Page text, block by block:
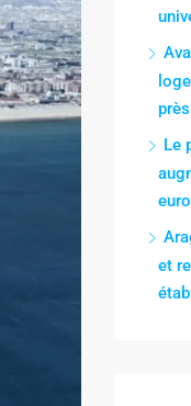
Le
et